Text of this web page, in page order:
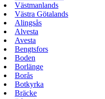
Västmanlands
Västra Götalands
Alingsås
Alvesta
Avesta
Bengtsfors
Boden
Borlänge
Borås
Botkyrka
Bräcke